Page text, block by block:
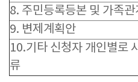
8. 주민등록등본 및 가족관
9. 변제계획안
10.기타 신청자 개인별로
류